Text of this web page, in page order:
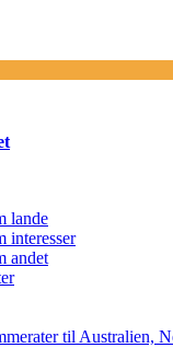
lande
interesser
andet
til Australien,